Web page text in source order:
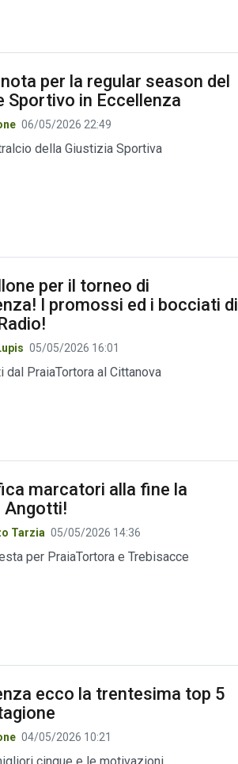
per la regular season del
Sportivo in Eccellenza
06/05/2026 22:49
della Giustizia Sportiva
per il torneo di
I promossi ed i bocciati di
05/05/2026 16:01
dal PraiaTortora al Cittanova
marcatori alla fine la
Angotti!
Tarzia 05/05/2026 14:36
per PraiaTortora e Trebisacce
ecco la trentesima top 5
04/05/2026 10:21